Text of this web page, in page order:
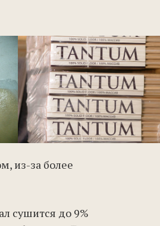
из-за более
сушится до 9%